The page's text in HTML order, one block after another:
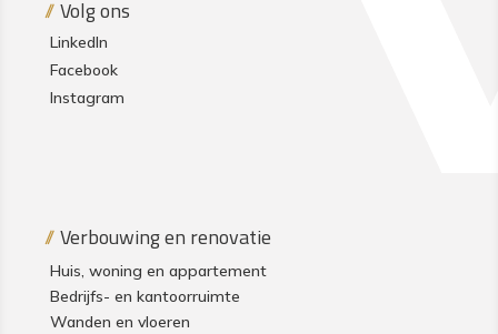
Volg ons
LinkedIn
Facebook
Instagram
Verbouwing en renovatie
Huis, woning en appartement
Bedrijfs- en kantoorruimte
Wanden en vloeren